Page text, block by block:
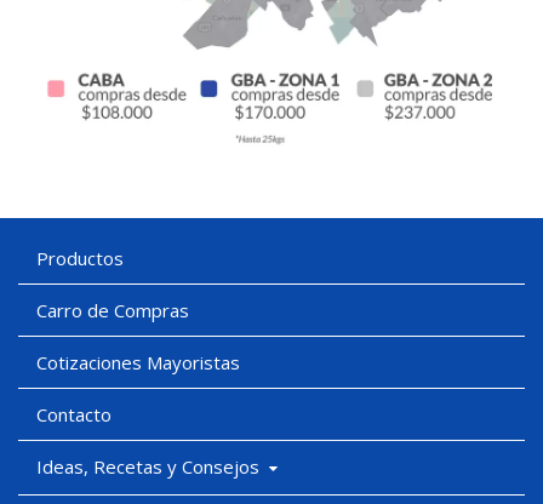
Productos
Carro de Compras
Cotizaciones Mayoristas
Contacto
Ideas, Recetas y Consejos